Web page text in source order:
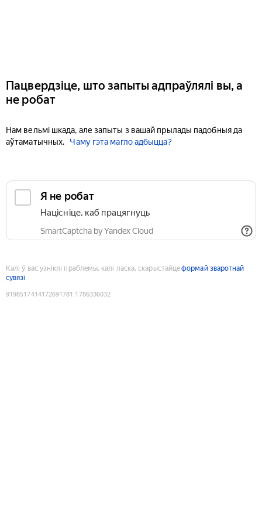
Пацвердзіце, што запыты адпраўлялі вы, а
не робат
Нам вельмі шкада, але запыты з вашай прылады падобныя да
аўтаматычных.
Чаму гэта магло адбыцца?
Я не робат
Націсніце, каб працягнуць
SmartCaptcha by Yandex Cloud
Калі ў вас узніклі праблемы, калі ласка, скарыстайцеформай зваротнай
сувязі
9198517414172691781 :1786336032